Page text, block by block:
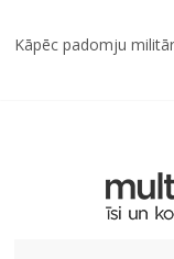
Kāpēc padomju
un kā to palīdz
Kad bērns atsakās
Deigeļu pāris izdod
Iniciatīvā “Daru labu
Septiņas profesijas,